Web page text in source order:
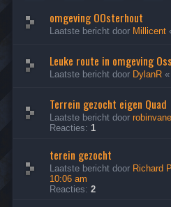
omgeving OOsterhout
Laatste bericht door Millicent
Leuke route in omgeving Oss
Laatste bericht door DylanR «
Terrein gezocht eigen Quad
Laatste bericht door
Reacties: 1
terein gezocht
Laatste bericht door Richard
10:06 am
Reacties: 2